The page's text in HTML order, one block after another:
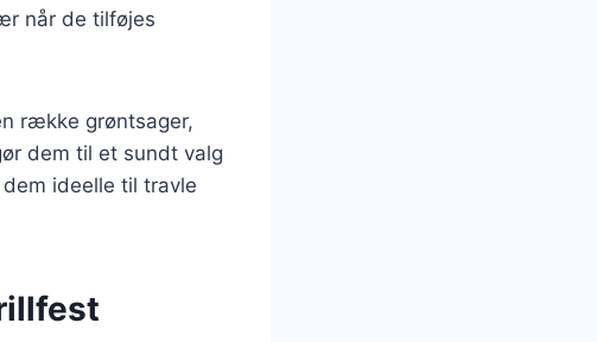
når de tilføjes
række grøntsager,
dem til et sundt valg
ideelle til travle